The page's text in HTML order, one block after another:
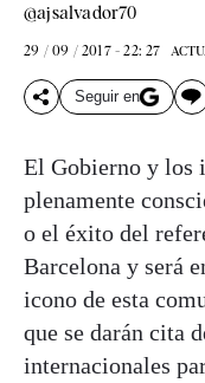
@ajsalvador70
29 / 09 / 2017 - 22: 27
Seguir en
El Gobierno y los
plenamente
o el éxito del
Barcelona y será
icono de esta
que se darán cita
internacionales